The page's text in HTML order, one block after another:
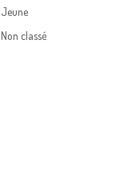
Jeune
Non classé